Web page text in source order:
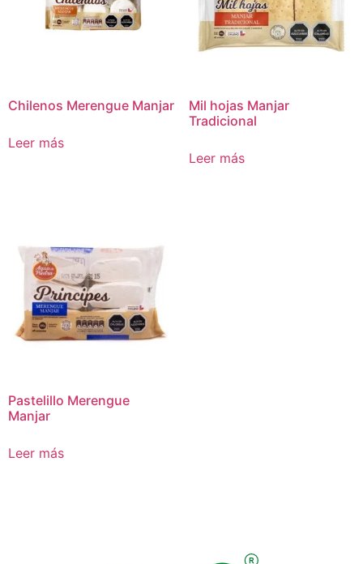
Chilenos Merengue Manjar
Leer más
Mil hojas Manjar
Tradicional
Leer más
Pastelillo Merengue
Manjar
Leer más